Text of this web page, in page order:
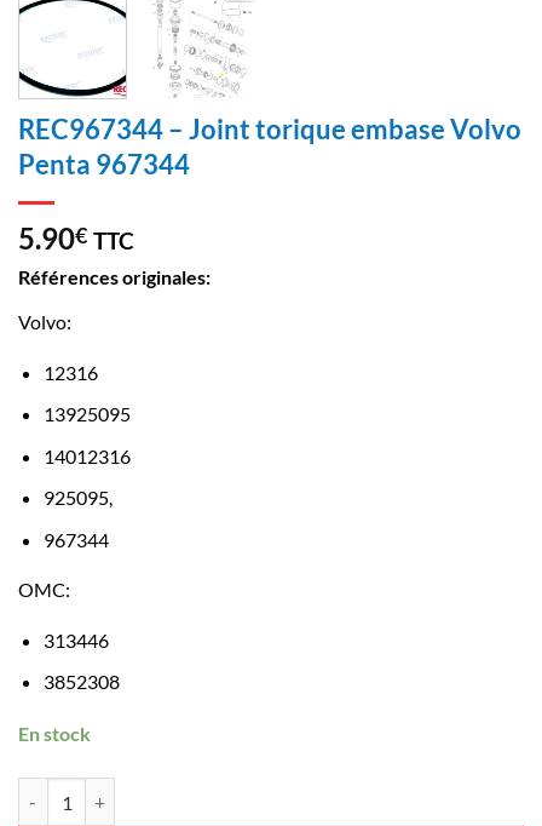
REC967344 – Joint torique embase Volvo
Penta 967344
5.90€ TTC
Références originales:
Volvo:
12316
13925095
14012316
925095,
967344
OMC:
313446
3852308
En stock